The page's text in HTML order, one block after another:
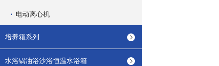
电动离心机
培养箱系列
水浴锅油浴沙浴恒温水浴箱